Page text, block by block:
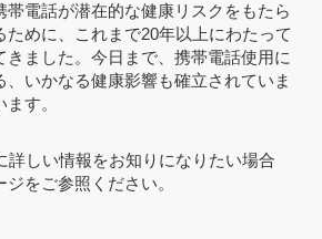
帯電話が潜在的な健康リスクをもたら
めに、これまで20年以上にわたって
きました。今日まで、携帯電話使用に
、いかなる健康影響も確立されていま
す。
詳しい情報をお知りになりたい場合
をご参照ください。